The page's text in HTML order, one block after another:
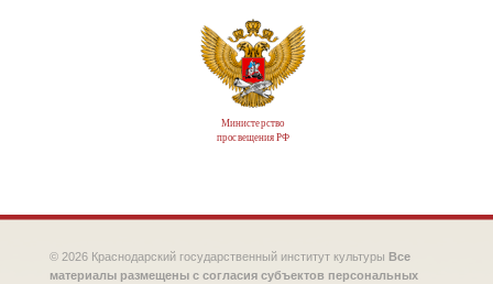
Министерство
просвещения РФ
© 2026 Краснодарский государственный институт культуры Все
материалы размещены с согласия субъектов персональных